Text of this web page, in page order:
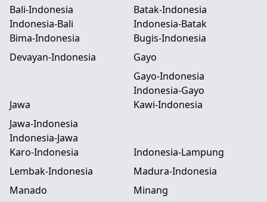
Bali-Indonesia
Indonesia-Bali
Batak-Indonesia
Indonesia-Batak
Bima-Indonesia
Bugis-Indonesia
Devayan-Indonesia
Gayo
Gayo-Indonesia
Indonesia-Gayo
Jawa
Jawa-Indonesia
Indonesia-Jawa
Kawi-Indonesia
Karo-Indonesia
Indonesia-Lampung
Lembak-Indonesia
Madura-Indonesia
Manado
Minang